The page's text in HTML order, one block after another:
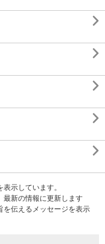





示しています。
最新の情報に更新します
を伝えるメッセージを表示